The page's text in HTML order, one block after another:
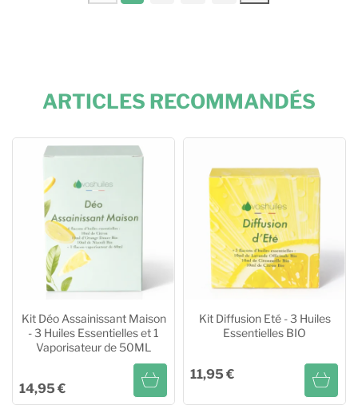
ARTICLES RECOMMANDÉS
Kit Déo Assainissant Maison
- 3 Huiles Essentielles et 1
Vaporisateur de 50ML
14,95 €
Kit Diffusion Eté - 3 Huiles
Essentielles BIO
11,95 €